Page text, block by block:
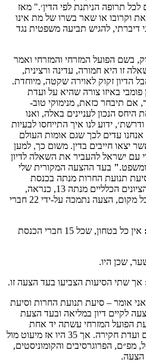
לכל תרופה הניתנת לפי הדין׳." מאז
וקרובו או שאר בשרו של מת אינו
דיברתי, להגיש תביעה משפטית נגד
בשם הפועל המזרחי והמזרחי ואמר
זו היא חמורה, עדינה ורצינית,
הדיון זקוק לאוירה שקטה, מיוחדת.
באיזו צורה שהיא על ועדת
אם תיבחר כזאת, מנימוקי טוב-
הנכון לעניינים באלה, ואנו
ידוע לנו איך התייחסו לבעיות
אנחנו עדים לכך שגם אומות העולם
יצאו חייבים בדין. משום כך, למען
עם ישראל להעביר את השאלה לדיון
ומשפט." בעד ההצעה המקורית שלי
חברי כנסת, סיעת תנועת החרות מנתה בכנסת
השלישית 15 חברים ואילו סיעת הציונים הכלליים מנתה 13, כנראה,
שמספר חברים לא היו נוכחים, מכל מקום, הצעה נתמכה על-ידי 22 חברי
אין כל בטחון, שכל 15 חברי הכנסת
שכן היו.
אך שתי הסיעות הצביעו בעד הצעה זו.
אומר – סיעת תנועת החרות וסיעת
לקיים דיון במליאה ובעד הצעת
כנסת. תנועת הפועל המזרחי עשתה יד אחת
והקמנו חזית אחת בעניין זה להקים ועדת חקירה. אך 35 היו אז מיעוט מול
מפ״ם, הפרוגרסיבים והקומוניסטים,